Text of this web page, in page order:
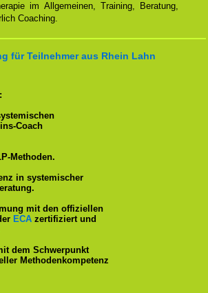
im Allgemeinen, Training, Beratung,
Coaching.
für Teilnehmer aus Rhein Lahn
Coach
Methoden.
in systemischer
mit den offiziellen
ECA zertifiziert und
dem Schwerpunkt
Methodenkompetenz